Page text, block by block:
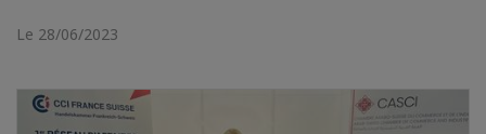
Le 28/06/2023